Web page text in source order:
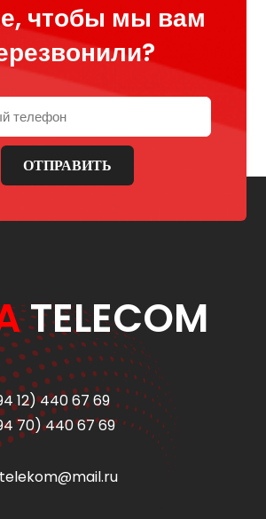
чтобы мы вам
ОТПРАВИТЬ
TELECOM
12) 440 67 69
70) 440 67 69